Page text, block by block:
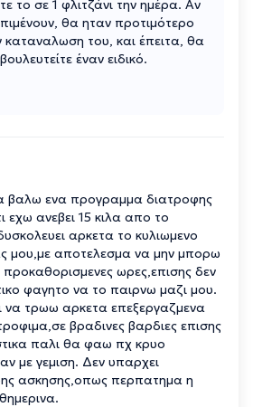
το σε 1 φλιτζάνι την ημέρα. Αν
θα ηταν προτιμότερο
καταναλωση του, και έπειτα, θα
έναν ειδικό.
βαλω ενα προγραμμα διατροφης
εχω ανεβει 15 κιλα απο το
αρκετα το κυλιωμενο
μου,με αποτελεσμα να μην μπορω
ωρες,επισης δεν
φαγητο να το παιρνω μαζι μου.
τρωω αρκετα επεξεργαζμενα
βραδινες βαρδιες επισης
παλι θα φαω πχ κρυο
με γεμιση. Δεν υπαρχει
ασκησης,οπως περπατημα η